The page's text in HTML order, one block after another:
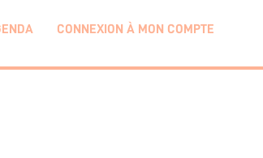
CONNEXION À MON COMPTE